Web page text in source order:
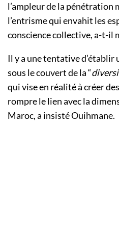
l’ampleur de la pénétration
l’entrisme qui envahit les
conscience collective, a-t-il
Il y a une tentative d’établir
sous le couvert de la “
qui vise en réalité à créer des
rompre le lien avec la
Maroc, a insisté Ouihmane.